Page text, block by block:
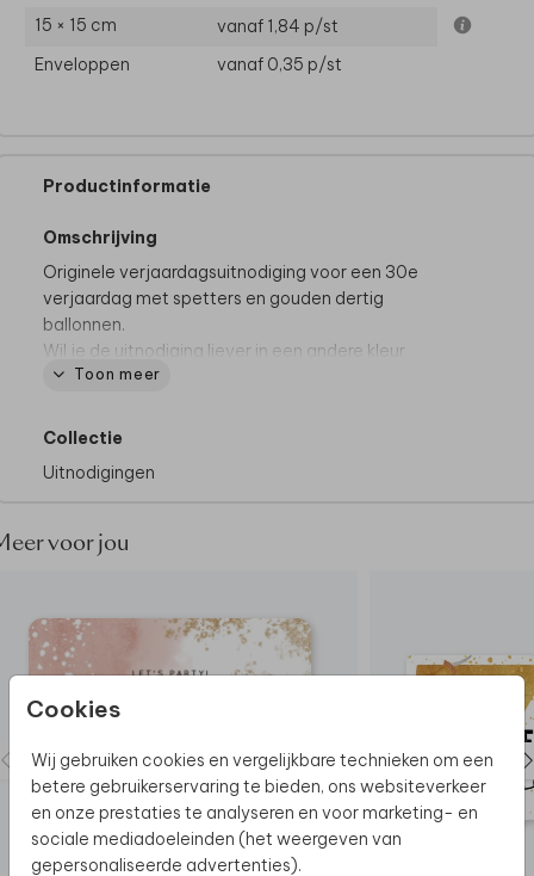
Cookies
Wij gebruiken cookies en vergelijkbare technieken om een
betere gebruikerservaring te bieden, ons websiteverkeer
en onze prestaties te analyseren en voor marketing- en
sociale mediadoeleinden (het weergeven van
gepersonaliseerde advertenties).
15 × 15 cm
vanaf 1,84 p/st
Enveloppen
vanaf 0,35 p/st
Productinformatie
Omschrijving
Originele verjaardagsuitnodiging voor een 30e
verjaardag met spetters en gouden dertig
ballonnen.
Wil je de uitnodiging liever in een andere kleur
bestellen? Pas dit dan eenvoudig aan in onze editor.
Toon meer
Collectie
Uitnodigingen
voor jou